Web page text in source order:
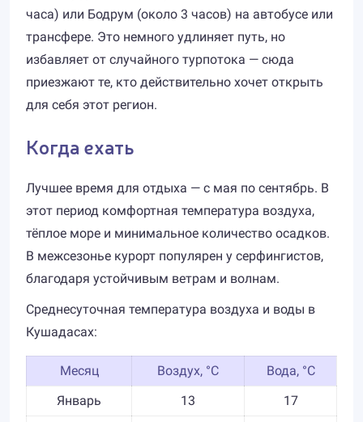
часа) или Бодрум (около 3 часов) на автобусе или
трансфере. Это немного удлиняет путь, но
избавляет от случайного турпотока — сюда
приезжают те, кто действительно хочет открыть
для себя этот регион.
Когда ехать
Лучшее время для отдыха — с мая по сентябрь. В
этот период комфортная температура воздуха,
тёплое море и минимальное количество осадков.
В межсезонье курорт популярен у серфингистов,
благодаря устойчивым ветрам и волнам.
Среднесуточная температура воздуха и воды в
Кушадасах:
Месяц Воздух, °C
Вода, °C
Январь
13
17